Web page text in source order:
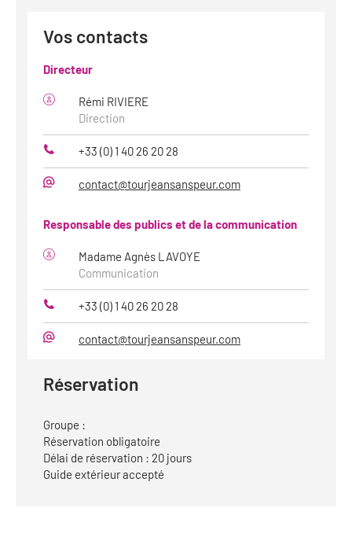
Vos contacts
Directeur
Rémi RIVIERE
Direction
Téléphone
+33 (0) 1 40 26 20 28
contact@tourjeansanspeur.com
Responsable des publics et de la communication
Madame Agnès LAVOYE
Communication
Téléphone
+33 (0) 1 40 26 20 28
contact@tourjeansanspeur.com
Réservation
Groupe :
Réservation obligatoire
Délai de réservation : 20 jours
Guide extérieur accepté